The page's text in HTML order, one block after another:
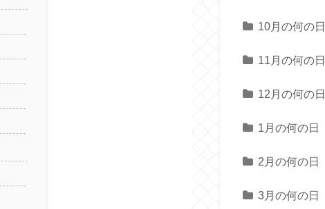
10月の何の日
11月の何の日
12月の何の日
1月の何の日
2月の何の日
3月の何の日